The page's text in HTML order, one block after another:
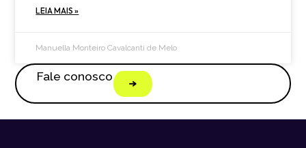
LEIA MAIS »
Manuella Monteiro Cavalcanti de Melo
Fale conosco